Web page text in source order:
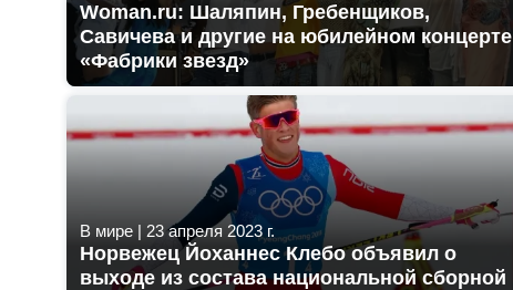
Woman.ru: Шаляпин, Гребенщиков,
Савичева и другие на юбилейном концерте
«Фабрики звезд»
В мире | 23 апреля 2023 г.
Норвежец Йоханнес Клебо объявил о
выходе из состава национальной сборной